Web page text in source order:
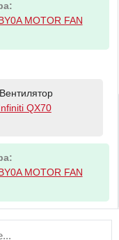
MOTOR FAN
Вентилятор
QX70
MOTOR FAN